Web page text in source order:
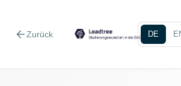
arrow_backZurück DE